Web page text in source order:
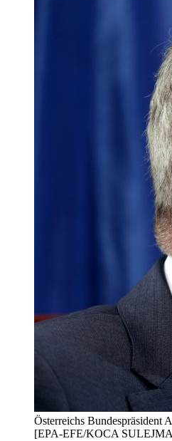
Österreichs Bundespräsident
[EPA-EFE/KOCA